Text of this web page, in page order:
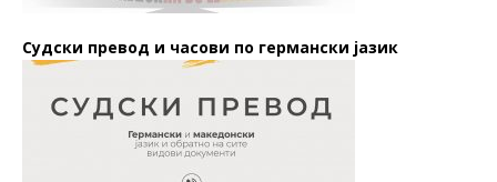
Судски превод и часови по германски јазик